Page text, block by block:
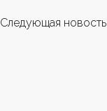
Следующая новость